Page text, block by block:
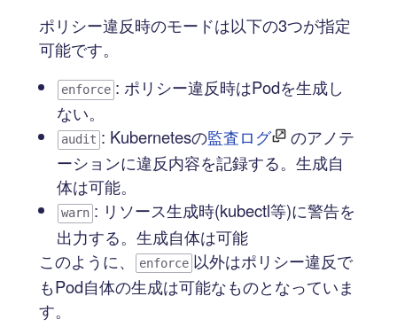
ポリシー違反時のモードは以下の3つが指定
可能です。
enforce : ポリシー違反時はPodを生成し
ない。
audit : Kubernetesの監査ログ
のアノテ
ーションに違反内容を記録する。生成自
体は可能。
warn : リソース生成時(kubectl等)に警告を
出力する。生成自体は可能
このように、
enforce 以外はポリシー違反で
もPod自体の生成は可能なものとなっていま
す。